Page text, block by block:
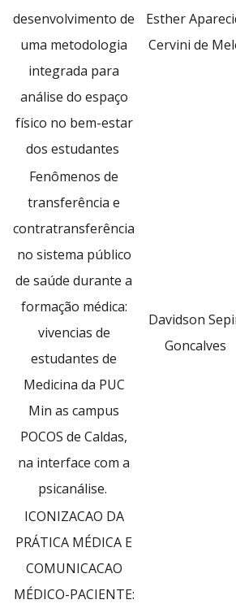
desenvolvimento de
uma metodologia
integrada para
análise do espaço
físico no bem-estar
dos estudantes
Esther
Cervini de
Fenômenos de
transferência e
contratransferência
no sistema público
de saúde durante a
formação médica:
vivencias de
estudantes de
Medicina da PUC
Min as campus
POCOS de Caldas,
na interface com a
psicanálise.
Davidson
Goncalves
ICONIZACAO DA
PRÁTICA MÉDICA E
COMUNICACAO
MÉDICO-PACIENTE: